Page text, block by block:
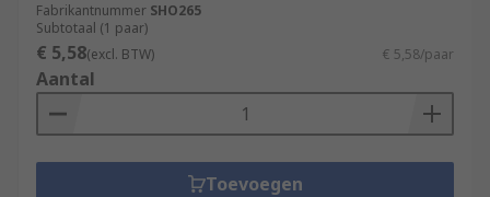
Fabrikantnummer SHO265
Subtotaal (1 paar)
€ 5,58(excl. BTW) € 5,58/paar
Aantal
Toevoegen